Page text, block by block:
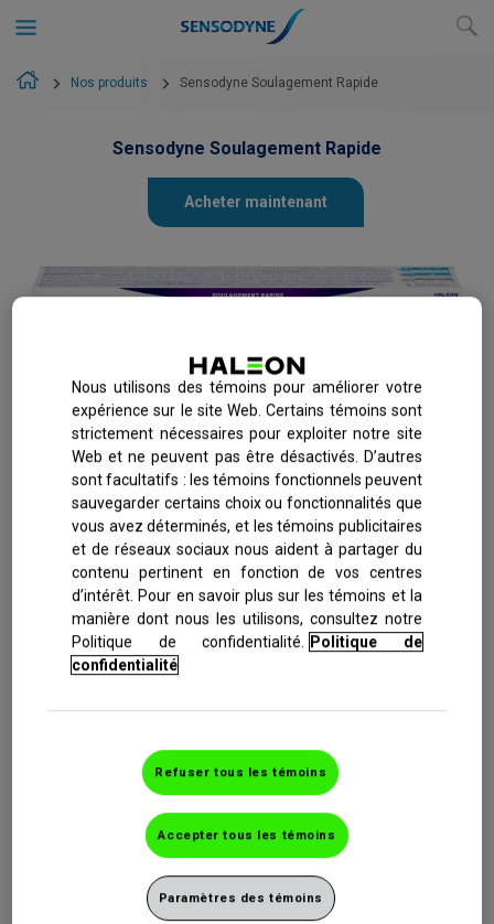
Nos produits Sensodyne Soulagement Rapide
Sensodyne Soulagement Rapide
Acheter maintenant
Également offert en :
Extra-frais
SENSODYNE : LA MARQUE LA PLUS RECOMMANDÉE PAR
LES DENTISTES POUR LES DENTS SENSIBLES
Protection durable contre la sensibilité*
soulager la douleur due à la sensibilité en 60 secondes. Sa
formule forme rapidement une couche protectrice sur les
et érige une protection continue à chaque brossage. Il
contribue également à prévenir les taches.
Nous utilisons des témoins pour améliorer votre
expérience sur le site Web. Certains témoins sont
strictement nécessaires pour exploiter notre site
Web et ne peuvent pas être désactivés. D’autres
sont facultatifs : les témoins fonctionnels peuvent
sauvegarder certains choix ou fonctionnalités que
vous avez déterminés, et les témoins publicitaires
et de réseaux sociaux nous aident à partager du
contenu pertinent en fonction de vos centres
d’intérêt. Pour en savoir plus sur les témoins et la
manière dont nous les utilisons, consultez notre
Politique de confidentialité. Politique de
confidentialité
Refuser tous les témoins
Accepter tous les témoins
Paramètres des témoins